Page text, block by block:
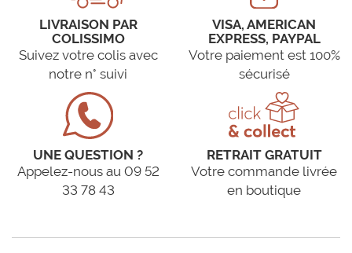
LIVRAISON PAR
COLISSIMO
Suivez votre colis avec
notre n° suivi
VISA, AMERICAN
EXPRESS, PAYPAL
Votre paiement est 100%
sécurisé
UNE QUESTION ?
Appelez-nous au 09 52
33 78 43
RETRAIT GRATUIT
Votre commande livrée
en boutique